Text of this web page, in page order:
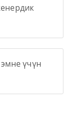
үчүн